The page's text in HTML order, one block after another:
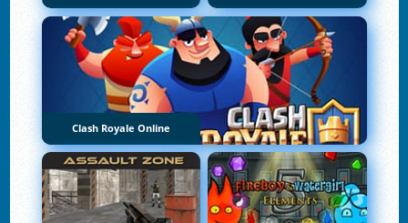
Clash Royale Online